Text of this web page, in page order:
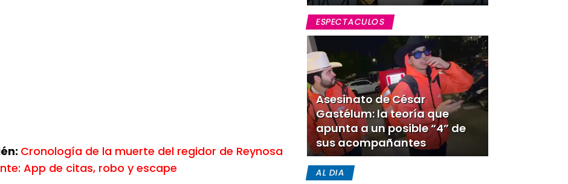
Cronología de la muerte del regidor de Reynosa
App de citas, robo y escape
ESPECTACULOS
Asesinato de César
Gastélum: la teoría que
apunta a un posible “4” de
sus acompañantes
AL DIA